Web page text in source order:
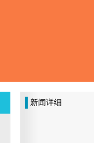
新闻详细